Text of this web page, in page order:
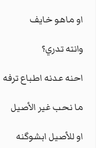
او ماهو خايف
وانته تدري؟
احنه عدنه اطباع ترفه
ما نحب غير الأصيل
او للأصيل ابشوگنه